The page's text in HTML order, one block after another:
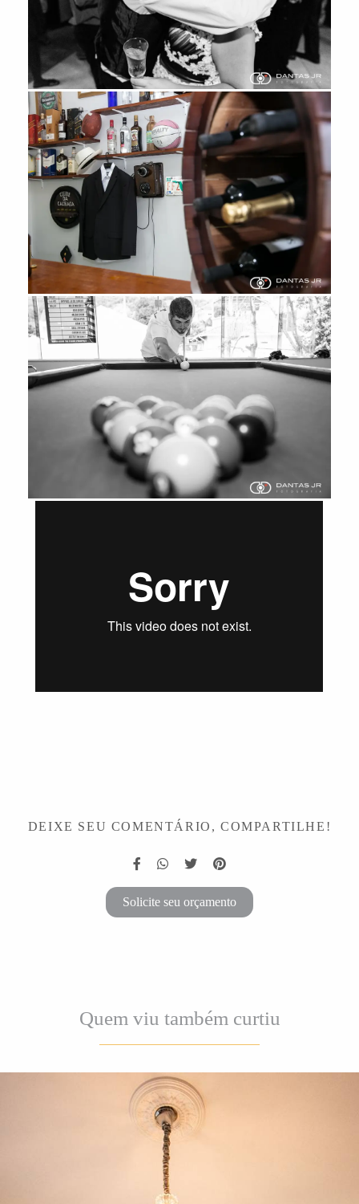
DEIXE SEU COMENTÁRIO, COMPARTILHE!
Solicite seu orçamento
Quem viu também curtiu